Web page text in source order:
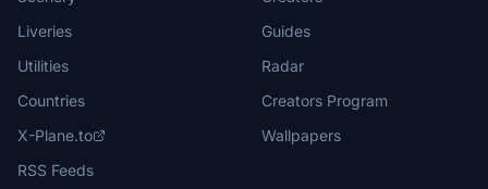
Liveries
Utilities
Countries
X-Plane.to
RSS Feeds
Guides
Radar
Creators Program
Wallpapers